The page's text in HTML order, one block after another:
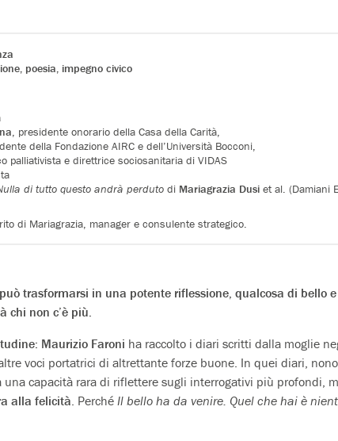
poesia, impegno civico
, presidente onorario della Casa della Carità,
della Fondazione AIRC e dell’Università Bocconi,
palliativista e direttrice sociosanitaria di VIDAS
di tutto questo andrà perduto di Mariagrazia Dusi et al. (Damiani
di Mariagrazia, manager e consulente strategico.
trasformarsi in una potente riflessione, qualcosa di bello
chi non c’è più.
Maurizio Faroni ha raccolto i diari scritti dalla moglie
voci portatrici di altrettante forze buone. In quei diari,
una capacità rara di riflettere sugli interrogativi più profondi,
alla felicità . Perché Il bello ha da venire. Quel che hai è